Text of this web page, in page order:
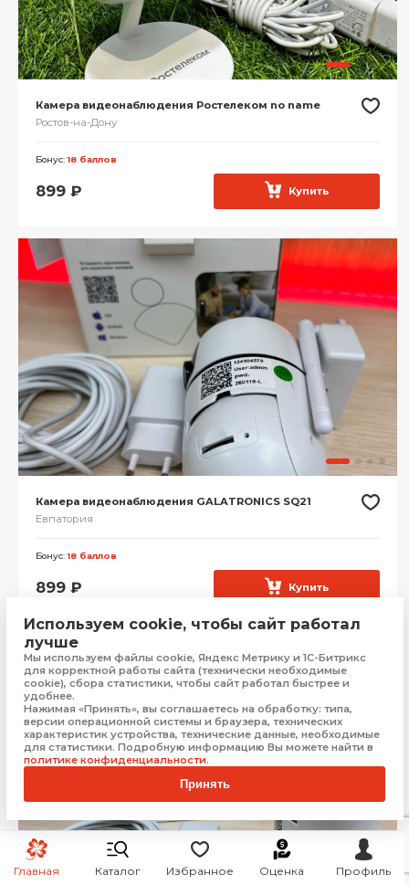
Главная Каталог Избранное Оценка Профиль
Камера видеонаблюдения Ростелеком no name
Ростов-на-Дону
Бонус:18 баллов
899 ₽ Купить
Камера видеонаблюдения GALATRONICS SQ21
Евпатория
Бонус:18 баллов
899 ₽ Купить
Используем cookie, чтобы сайт работал
лучше
Мы используем файлы cookie, Яндекс Метрику и 1С-Битрикс
для корректной работы сайта (технически необходимые
cookie), сбора статистики, чтобы сайт работал быстрее и
удобнее.
Нажимая «Принять», вы соглашаетесь на обработку: типа,
версии операционной системы и браузера, технических
характеристик устройства, технические данные, необходимые
для статистики. Подробную информацию Вы можете найти в
политике конфиденциальности.
Принять